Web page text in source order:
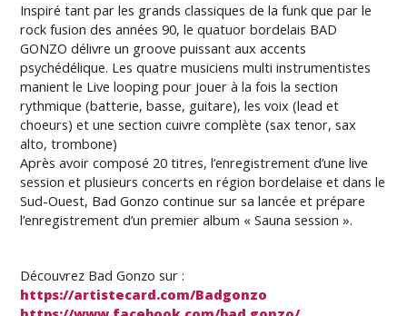
Inspiré tant par les grands classiques de la funk que par le
rock fusion des années 90, le quatuor bordelais BAD
GONZO délivre un groove puissant aux accents
psychédélique. Les quatre musiciens multi instrumentistes
manient le Live looping pour jouer à la fois la section
rythmique (batterie, basse, guitare), les voix (lead et
choeurs) et une section cuivre complète (sax tenor, sax
alto, trombone)
Après avoir composé 20 titres, l’enregistrement d’une live
session et plusieurs concerts en région bordelaise et dans le
Sud-Ouest, Bad Gonzo continue sur sa lancée et prépare
l’enregistrement d’un premier album « Sauna session ».
Découvrez Bad Gonzo sur :
https://artistecard.com/Badgonzo